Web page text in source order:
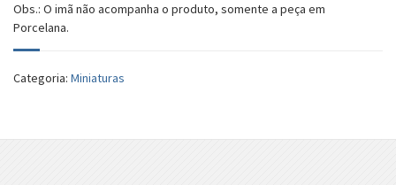
Obs.: O imã não acompanha o produto, somente a peça em
Porcelana.
Categoria: Miniaturas